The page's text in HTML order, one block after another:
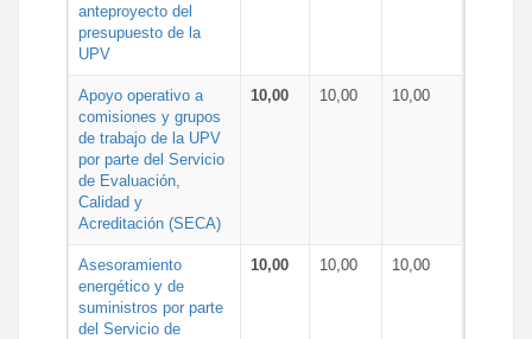
anteproyecto del
presupuesto de la
UPV
Apoyo operativo a
comisiones y grupos
de trabajo de la UPV
por parte del Servicio
de Evaluación,
Calidad y
Acreditación (SECA)
10,00 10,00 10,00
Asesoramiento
energético y de
suministros por parte
del Servicio de
10,00 10,00 10,00